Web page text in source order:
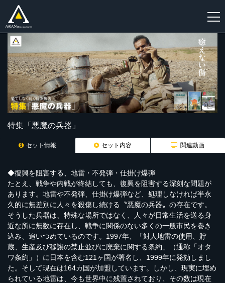
特集「悪魔の兵器」
セット情報 セット内容 関連動画
◆復興を阻害する、地雷・不発弾・仕掛け爆弾
たとえ、戦争や内戦が終結しても、復興を阻害する深刻な問題が
あります。地雷や不発弾、仕掛け爆弾など、処理しなければ半永
久的に無差別に人々を殺傷し続ける〝悪魔の兵器〟の存在です。
そうした兵器は、特殊な場所ではなく、人々が日常生活を送る身
近な所に無数に存在し、戦争に関係のない多くの一般市民を巻き
込み、追いつめているのです。1997年、「対人地雷の使用、貯
蔵、生産及び移譲の禁止並びに廃棄に関する条約」（通称「オタ
ワ条約」）に日本を含む121ヶ国が署名し、1999年に発効しまし
た。そして現在は164カ国が加盟しています。しかし、現実に埋め
られている地雷は、今も世界中に残置されており、その数は現在